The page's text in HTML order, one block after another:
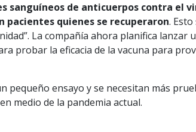
sanguíneos de anticuerpos contra el
pacientes quienes se recuperaron.
La compañía ahora planifica lanzar
probar la eficacia de la vacuna para
pequeño ensayo y se necesitan más
medio de la pandemia actual.